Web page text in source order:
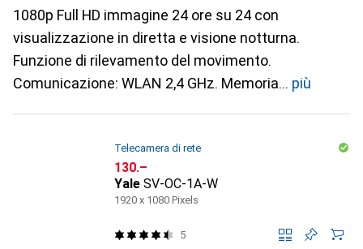
1080p Full HD immagine 24 ore su 24 con
visualizzazione in diretta e visione notturna.
Funzione di rilevamento del movimento.
Comunicazione: WLAN 2,4 GHz. Memoria
più
Telecamera di rete
CHF
130.–
Yale SV-OC-1A-W
1920 x 1080 Pixels
5